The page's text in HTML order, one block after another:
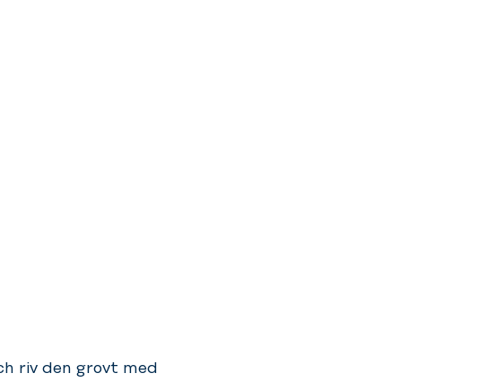
riv den grovt med